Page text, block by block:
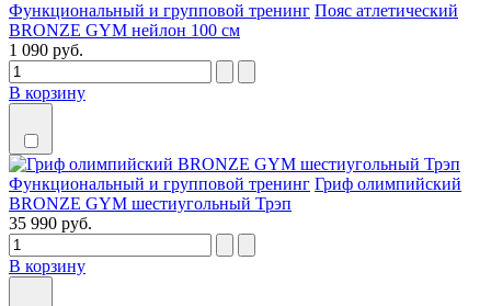
Функциональный и групповой тренинг Пояс атлетический
BRONZE GYM нейлон 100 см
1 090 руб.
В корзину
Функциональный и групповой тренинг Гриф олимпийский
BRONZE GYM шестиугольный Трэп
35 990 руб.
В корзину